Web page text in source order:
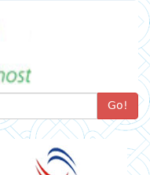
Go!